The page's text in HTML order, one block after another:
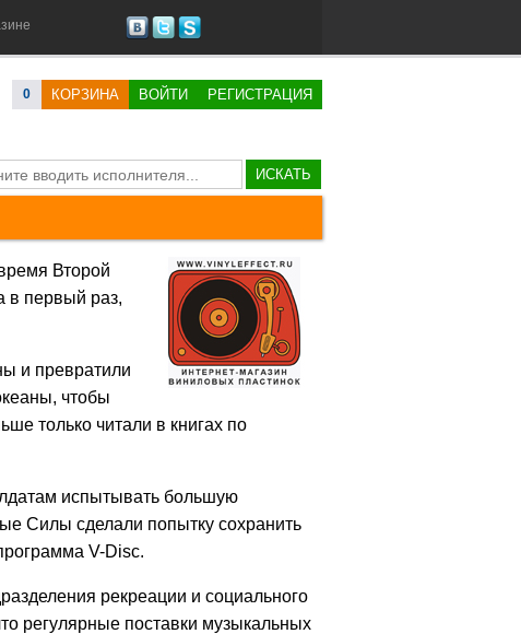
0 КОРЗИНА ВОЙТИ РЕГИСТРАЦИЯ
ИСКАТЬ
Второй
в первый раз,
и превратили
чтобы
только читали в книгах по
испытывать большую
Силы сделали попытку сохранить
V-Disc.
рекреации и социального
регулярные поставки музыкальных